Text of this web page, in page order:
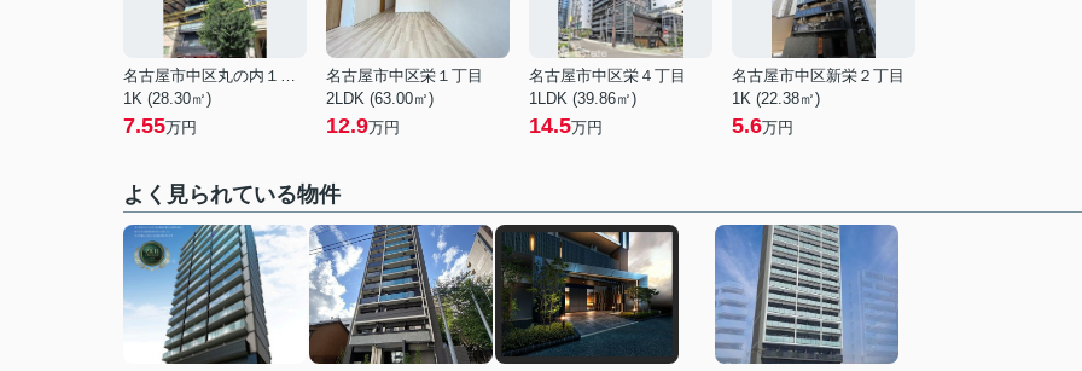
名古屋市中区丸の内１丁目
1K (28.30㎡)
7.55万円
名古屋市中区栄１丁目
2LDK (63.00㎡)
12.9万円
名古屋市中区栄４丁目
1LDK (39.86㎡)
14.5万円
名古屋市中区新栄２丁目
1K (22.38㎡)
5.6万円
よく見られている物件